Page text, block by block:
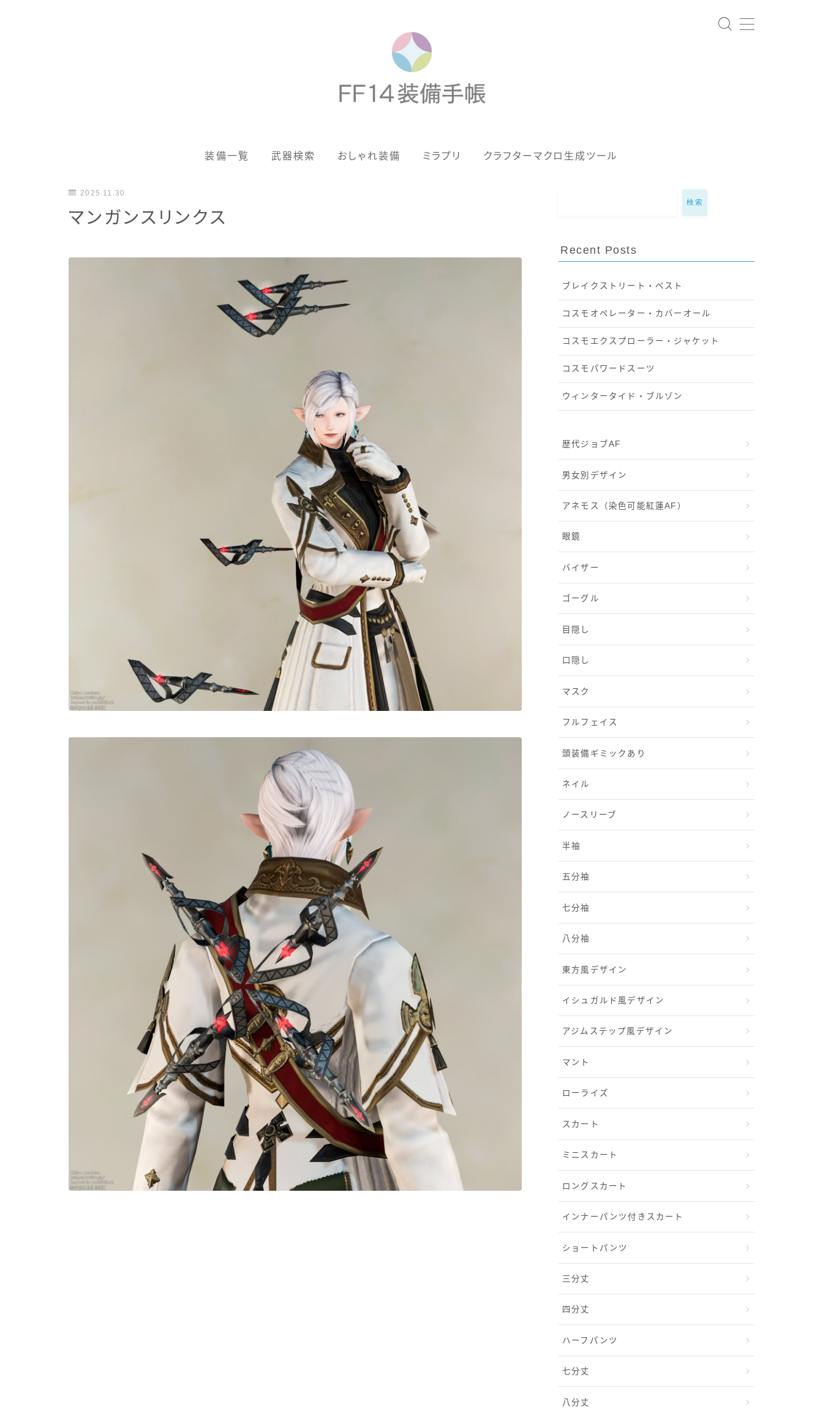
装備一覧 武器検索 おしゃれ装備 ミラプリ クラフターマクロ生成ツール
男女別デザイン
ゴーグル
口隠し
マスク
フルフェイス
頭装備ギミックあり
ネイル
ノースリーブ
半袖
五分袖
七分袖
イシュガルド風デザイン
アジムステップ風デザイン
マント
ローライズ
スカート
ミニスカート
ロングスカート
インナーパンツ付きスカート
ショートパンツ
三分丈
四分丈
ハーフパンツ
2025.11.30
マンガンスリンクス
検索
Recent Posts
ブレイクストリート・ベスト
コスモオペレーター・カバーオール
コスモエクスプローラー・ジャケット
コスモパワードスーツ
ウィンタータイド・ブルゾン
歴代ジョブAF
男女別デザイン
アネモス（染色可能紅蓮AF）
眼鏡
バイザー
ゴーグル
目隠し
口隠し
マスク
フルフェイス
頭装備ギミックあり
ネイル
ノースリーブ
半袖
五分袖
七分袖
八分袖
東方風デザイン
イシュガルド風デザイン
アジムステップ風デザイン
マント
ローライズ
スカート
ミニスカート
ロングスカート
インナーパンツ付きスカート
ショートパンツ
三分丈
四分丈
ハーフパンツ
七分丈
八分丈